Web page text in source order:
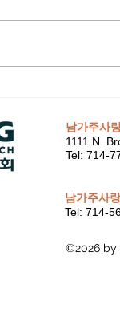
남가주사
1111 N.
Tel: 714-
남가주사
Tel: 714-
©2026 by